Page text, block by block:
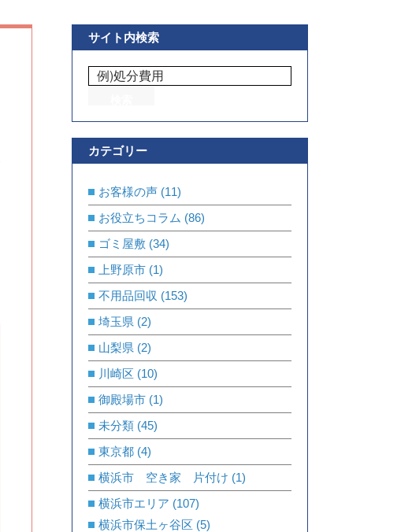
サイト内検索
カテゴリー
お客様の声 (11)
お役立ちコラム (86)
ゴミ屋敷 (34)
上野原市 (1)
不用品回収 (153)
埼玉県 (2)
山梨県 (2)
川崎区 (10)
御殿場市 (1)
未分類 (45)
東京都 (4)
横浜市 空き家 片付け (1)
横浜市エリア (107)
横浜市保土ヶ谷区 (5)